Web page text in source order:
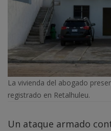
La vivienda del abogado
registrado en Retalhuleu.
Un ataque armado